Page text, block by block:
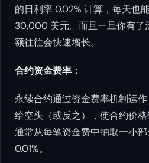
的日利率 0.02% 计算，每天也
30,000 美元。而且一旦你有了
额往往会快速增长。
合约资金费率：
永续合约通过资金费率机制运
给空头（或反之），使合约价
通常从每笔资金费中抽取一小
0.01%。